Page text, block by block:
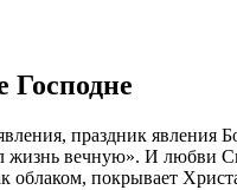
Господне
праздник
вечную». И любви
покрывает